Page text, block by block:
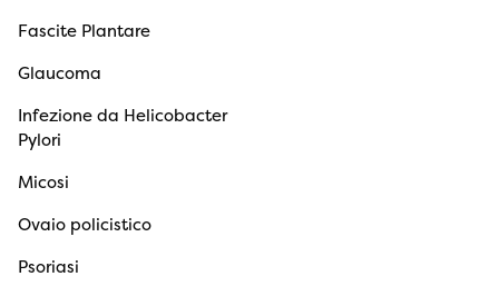
Fascite Plantare
Glaucoma
Infezione da Helicobacter
Pylori
Micosi
Ovaio policistico
Psoriasi